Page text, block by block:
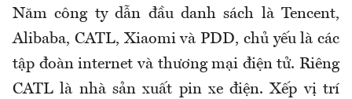
Năm công ty dẫn đầu danh sách là Tencent,
Alibaba, CATL, Xiaomi và PDD, chủ yếu là các
tập đoàn internet và thương mại điện tử. Riêng
CATL là nhà sản xuất pin xe điện. Xếp vị trí